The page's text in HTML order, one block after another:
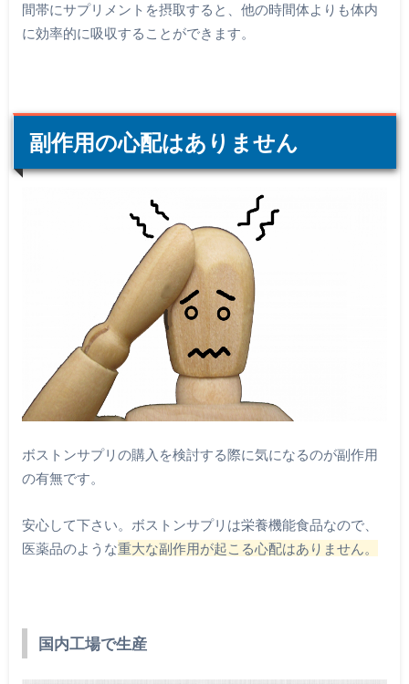
間帯にサプリメントを摂取すると、他の時間体よりも体内
に効率的に吸収することができます。
副作用の心配はありません
ボストンサプリの購入を検討する際に気になるのが副作用
の有無です。
安心して下さい。ボストンサプリは栄養機能食品なので、
医薬品のような重大な副作用が起こる心配はありません。
国内工場で生産